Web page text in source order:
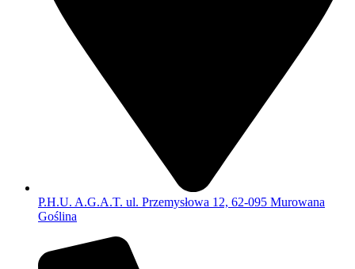
P.H.U. A.G.A.T. ul. Przemysłowa 12, 62-095 Murowana
Goślina